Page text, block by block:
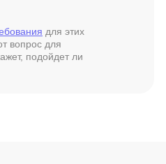
для этих
вопрос для
подойдет ли